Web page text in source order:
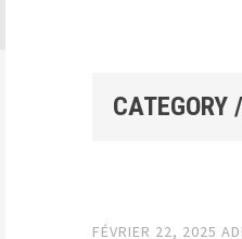
CATEGORY
FÉVRIER 22, 2025